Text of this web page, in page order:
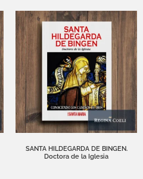
SANTA HILDEGARDA DE BINGEN.
Doctora de la Iglesia